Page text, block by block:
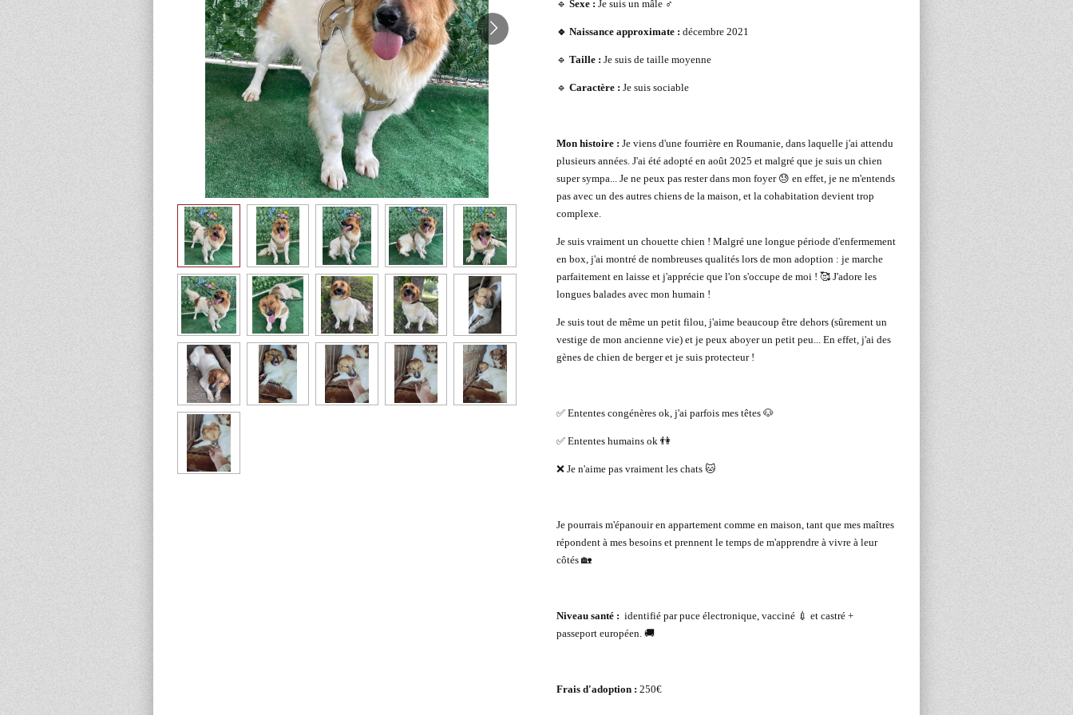
🔹 Sexe : Je suis un mâle ♂️
🔹 Naissance approximate : décembre 2021
🔹 Taille : Je suis de taille moyenne
🔹 Caractère : Je suis sociable
Mon histoire : Je viens d'une fourrière en Roumanie, dans laquelle j'ai attendu
plusieurs années. J'ai été adopté en août 2025 et malgré que je suis un chien
super sympa... Je ne peux pas rester dans mon foyer 😓 en effet, je ne m'entends
pas avec un des autres chiens de la maison, et la cohabitation devient trop
complexe.
Je suis vraiment un chouette chien ! Malgré une longue période d'enfermement
en box, j'ai montré de nombreuses qualités lors de mon adoption : je marche
parfaitement en laisse et j'apprécie que l'on s'occupe de moi ! 🥰 J'adore les
longues balades avec mon humain !
Je suis tout de même un petit filou, j'aime beaucoup être dehors (sûrement un
vestige de mon ancienne vie) et je peux aboyer un petit peu... En effet, j'ai des
gènes de chien de berger et je suis protecteur !
✅ Ententes congénères ok, j'ai parfois mes têtes 🐶
✅ Ententes humains ok 👫
❌ Je n'aime pas vraiment les chats 🐱
Je pourrais m'épanouir en appartement comme en maison, tant que mes maîtres
répondent à mes besoins et prennent le temps de m'apprendre à vivre à leur
côtés 🏡
Niveau santé : identifié par puce électronique, vacciné 💉 et castré +
passeport européen. 🚚
Frais d'adoption : 250€